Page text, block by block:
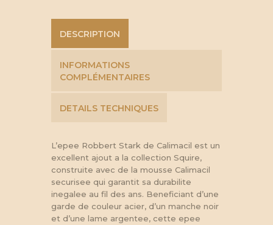
DESCRIPTION
INFORMATIONS
COMPLÉMENTAIRES
DETAILS TECHNIQUES
L’epee Robbert Stark de Calimacil est un
excellent ajout a la collection Squire,
construite avec de la mousse Calimacil
securisee qui garantit sa durabilite
inegalee au fil des ans. Beneficiant d’une
garde de couleur acier, d’un manche noir
et d’une lame argentee, cette epee